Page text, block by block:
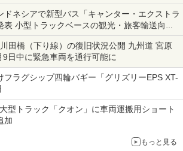
ドネシアで新型バス「キャンター・エクストラ
表 小型トラックベースの観光・旅客輸送向け
田橋（下り線）の復旧状況公開 九州道 宮原
9日中に緊急車両を通行可能に
フラグシップ四輪バギー「グリズリーEPS XT-
型トラック「クオン」に車両運搬用ショート
加
もっと見る